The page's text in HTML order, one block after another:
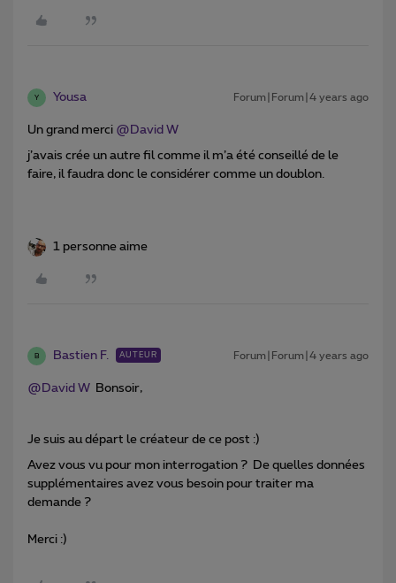
Y Yousa Forum|Forum|4 years ago
Un grand merci @David W
j’avais crée un autre fil comme il m’a été conseillé de le
faire, il faudra donc le considérer comme un doublon.
1 personne aime
B Bastien F. AUTEUR Forum|Forum|4 years ago
@David W Bonsoir,
Je suis au départ le créateur de ce post :)
Avez vous vu pour mon interrogation ? De quelles données
supplémentaires avez vous besoin pour traiter ma
demande ?
Merci :)